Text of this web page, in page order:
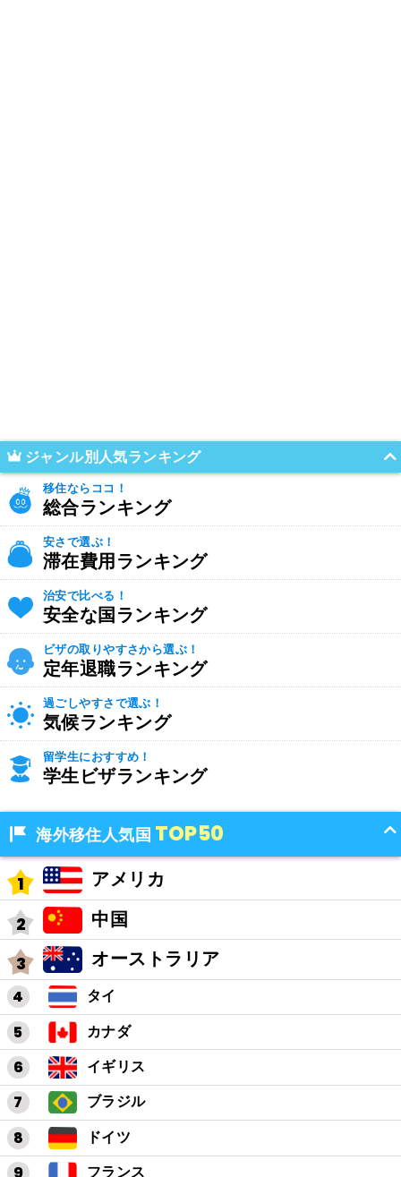
ジャンル別人気ランキング
移住ならココ！
総合ランキング
安さで選ぶ！
滞在費用ランキング
治安で比べる！
安全な国ランキング
ビザの取りやすさから選ぶ！
定年退職ランキング
過ごしやすさで選ぶ！
気候ランキング
留学生におすすめ！
学生ビザランキング
海外移住人気国 TOP50
アメリカ
中国
オーストラリア
タイ
カナダ
イギリス
ブラジル
ドイツ
フランス